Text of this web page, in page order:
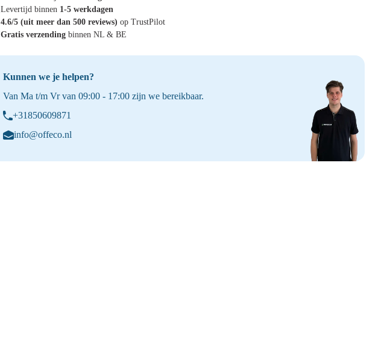
Levertijd binnen 1-5 werkdagen
4.6/5 (uit meer dan 500 reviews) op TrustPilot
Gratis verzending binnen NL & BE
Kunnen we je helpen?
Van Ma t/m Vr van 09:00 - 17:00 zijn we bereikbaar.
+31850609871
info@offeco.nl